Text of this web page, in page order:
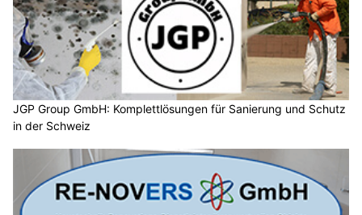
JGP Group GmbH: Komplettlösungen für Sanierung und Schutz
in der Schweiz